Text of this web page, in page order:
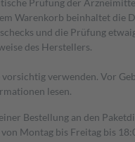
Prüfung der
Warenkorb beinhaltet die
und die Prüfung
des Herstellers.
vorsichtig verwenden. Vor
lesen.
Bestellung an den
Montag bis Freitag bis